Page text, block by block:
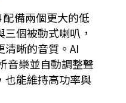
備兩個更大的低
個被動式喇叭，
清晰的音質。AI
音樂並自動調整聲
也能維持高功率與